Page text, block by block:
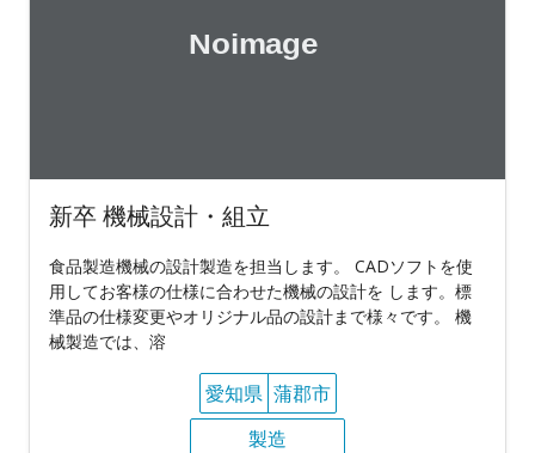
新卒 機械設計・組立
食品製造機械の設計製造を担当します。 CADソフトを使
用してお客様の仕様に合わせた機械の設計を します。標
準品の仕様変更やオリジナル品の設計まで様々です。 機
械製造では、溶
愛知県 蒲郡市
製造